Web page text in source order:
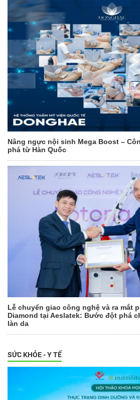
Nâng ngực nội sinh Mega Boost –
phá từ Hàn Quốc
Lễ chuyển giao công nghệ và ra mắt
Diamond tại Aeslatek: Bước đột phá
làn da
SỨC KHỎE - Y TẾ